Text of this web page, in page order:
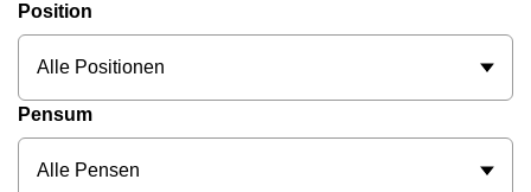
Position
Alle Positionen
Pensum
Alle Pensen